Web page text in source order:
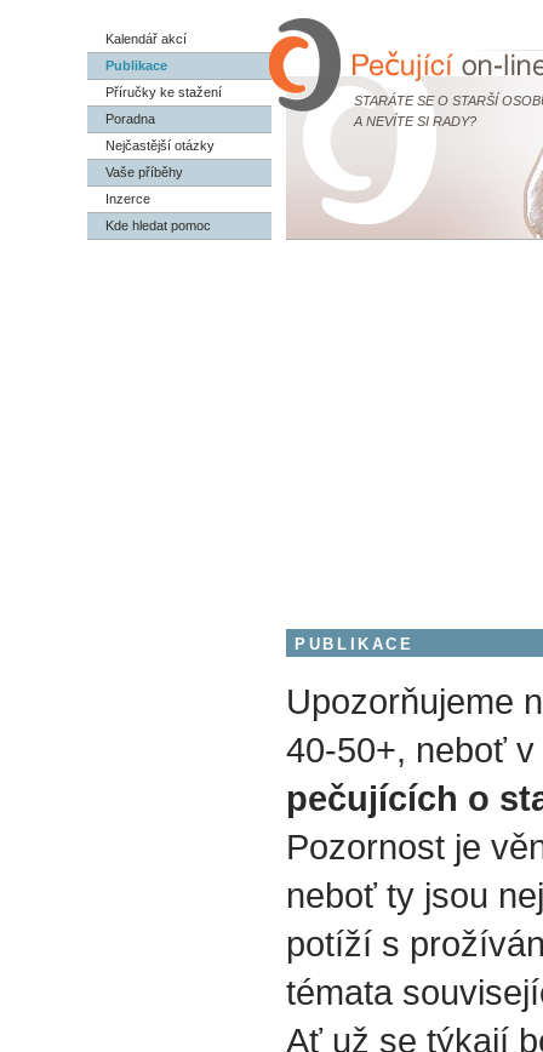
STARÁTE SE O STARŠÍ
A NEVÍTE SI RADY?
Kalendář akcí
Publikace
Příručky ke stažení
Poradna
Nejčastější otázky
Vaše příběhy
Inzerce
Kde hledat pomoc
PUBLIKACE
Upozorňujeme
40-50+, neboť
pečujících o
Pozornost je
neboť ty jsou
potíží s
témata
Ať už se týkají